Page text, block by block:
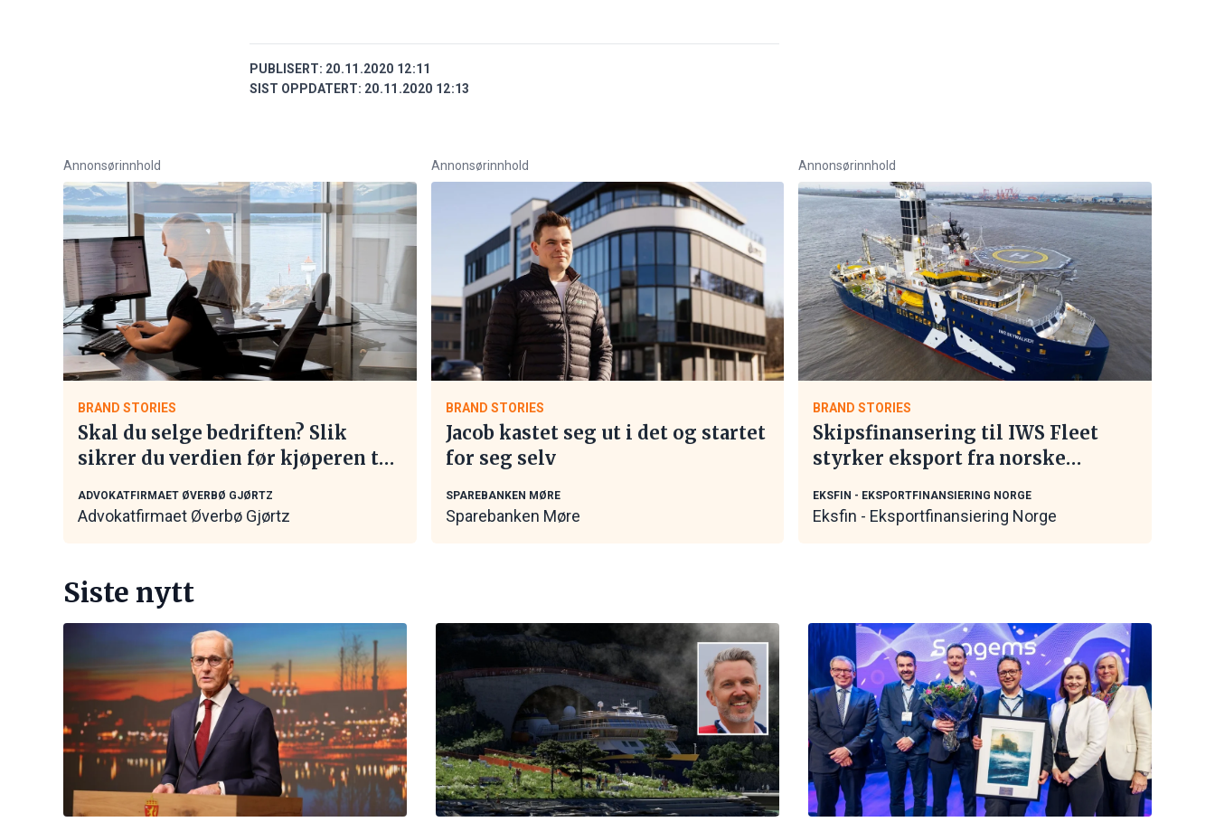
PUBLISERT: 20.11.2020 12:11
SIST OPPDATERT: 20.11.2020 12:13
Annonsørinnhold
BRAND STORIES
Skal du selge bedriften? Slik
sikrer du verdien før kjøperen tar
ADVOKATFIRMAET ØVERBØ GJØRTZ
Advokatfirmaet Øverbø Gjørtz
Annonsørinnhold
BRAND STORIES
Jacob kastet seg ut i det og startet
for seg selv
SPAREBANKEN MØRE
Sparebanken Møre
Annonsørinnhold
BRAND STORIES
Skipsfinansering til IWS Fleet
styrker eksport fra norske
EKSFIN - EKSPORTFINANSIERING NORGE
Eksfin - Eksportfinansiering Norge
Siste nytt